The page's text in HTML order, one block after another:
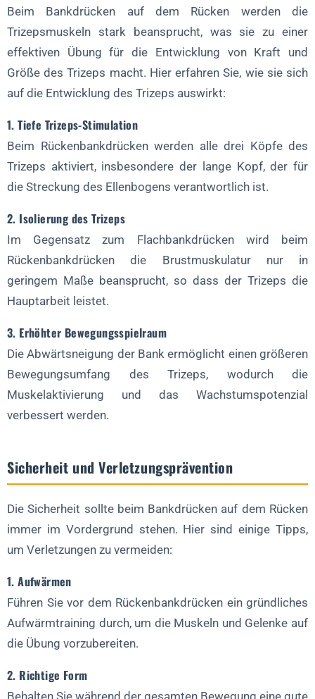
Beim Bankdrücken auf dem Rücken werden die
Trizepsmuskeln stark beansprucht, was sie zu einer
effektiven Übung für die Entwicklung von Kraft und
Größe des Trizeps macht. Hier erfahren Sie, wie sie sich
auf die Entwicklung des Trizeps auswirkt:
1. Tiefe Trizeps-Stimulation
Beim Rückenbankdrücken werden alle drei Köpfe des
Trizeps aktiviert, insbesondere der lange Kopf, der für
die Streckung des Ellenbogens verantwortlich ist.
2. Isolierung des Trizeps
Im Gegensatz zum Flachbankdrücken wird beim
Rückenbankdrücken die Brustmuskulatur nur in
geringem Maße beansprucht, so dass der Trizeps die
Hauptarbeit leistet.
3. Erhöhter Bewegungsspielraum
Die Abwärtsneigung der Bank ermöglicht einen größeren
Bewegungsumfang des Trizeps, wodurch die
Muskelaktivierung und das Wachstumspotenzial
verbessert werden.
Sicherheit und Verletzungsprävention
Die Sicherheit sollte beim Bankdrücken auf dem Rücken
immer im Vordergrund stehen. Hier sind einige Tipps,
um Verletzungen zu vermeiden:
1. Aufwärmen
Führen Sie vor dem Rückenbankdrücken ein gründliches
Aufwärmtraining durch, um die Muskeln und Gelenke auf
die Übung vorzubereiten.
2. Richtige Form